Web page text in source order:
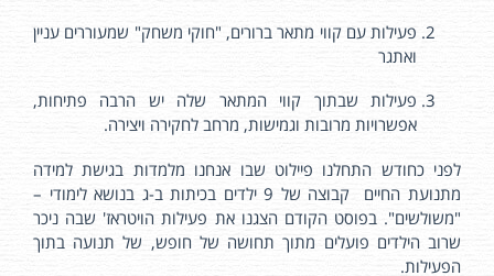
פעילות עם קווי מתאר ברורים, "חוקי משחק" שמעוררים עניין
ואתגר
פעילות שבתוך קווי המתאר שלה יש הרבה פתיחות,
אפשרויות מרובות וגמישות, מרחב לחקירה ויצירה.
לפני כחודש התחלנו פיילוט שבו אנחנו מלמדות בגישת למידה
מתנועת החיים קבוצה של 9 ילדים בכיתות ב-ג בנושא לימודי –
"משולשים". בפוסט הקודם הצגנו את פעילות הויטראז' שבה ניכר
שרוב הילדים פועלים מתוך תחושה של חופש, של תנועה בתוך
הפעילות.